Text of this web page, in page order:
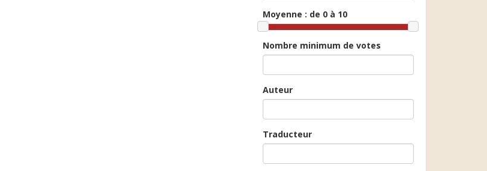
Moyenne : de 0 à 10
Nombre minimum de votes
Auteur
Traducteur